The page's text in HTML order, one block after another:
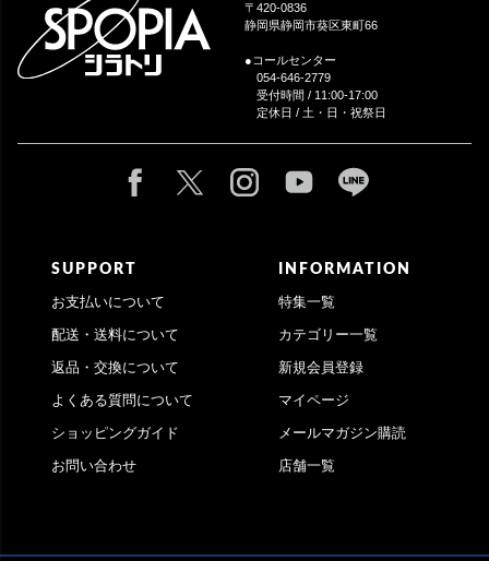
〒420-0836
静岡県静岡市葵区東町66
●コールセンター
054-646-2779
受付時間 / 11:00-17:00
定休日 / 土・日・祝祭日
SUPPORT
お支払いについて
配送・送料について
返品・交換について
よくある質問について
ショッピングガイド
お問い合わせ
INFORMATION
特集一覧
カテゴリー一覧
新規会員登録
マイページ
メールマガジン購読
店舗一覧